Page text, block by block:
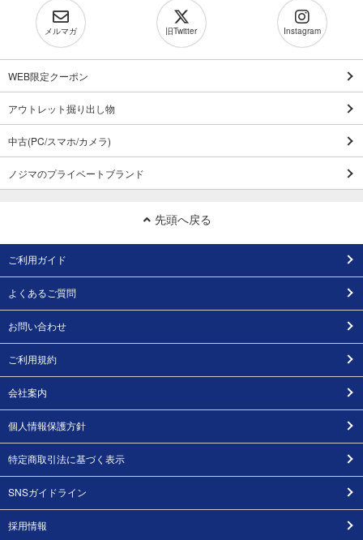
メルマガ 旧Twitter Instagram
WEB限定クーポン
アウトレット掘り出し物
中古(PC/スマホ/カメラ)
ノジマのプライベートブランド
先頭へ戻る
ご利用ガイド
よくあるご質問
お問い合わせ
ご利用規約
会社案内
個人情報保護方針
特定商取引法に基づく表示
SNSガイドライン
採用情報